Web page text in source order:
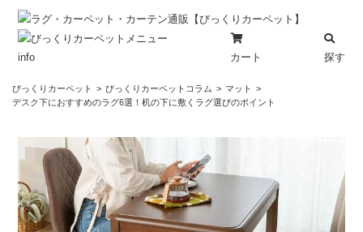
info カート 探す
びっくりカーペット びっくりカーペットコラム
マット
デスク下におすすめのラグ6選！机の下に敷くラグ選びのポイント